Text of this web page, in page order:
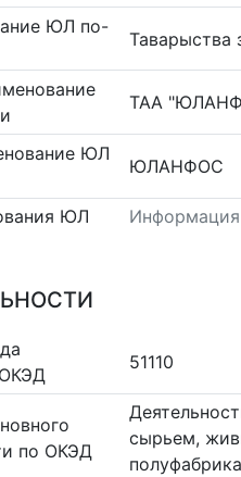
ЮЛ по-
ТАА
ЮЛ
ЮЛАНФОС
ЮЛ Информация
51110
по ОКЭД
сырьем,